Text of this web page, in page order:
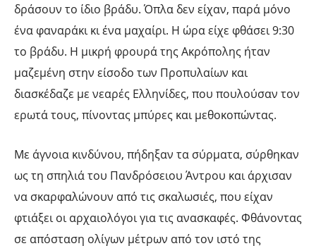
δράσουν το ίδιο βράδυ. Όπλα δεν είχαν, παρά μόνο
ένα φαναράκι κι ένα μαχαίρι. Η ώρα είχε φθάσει 9:30
το βράδυ. Η μικρή φρουρά της Ακρόπολης ήταν
μαζεμένη στην είσοδο των Προπυλαίων και
διασκέδαζε με νεαρές Ελληνίδες, που πουλούσαν τον
ερωτά τους, πίνοντας μπύρες και μεθοκοπώντας.
Με άγνοια κινδύνου, πήδηξαν τα σύρματα, σύρθηκαν
ως τη σπηλιά του Πανδρόσειου Άντρου και άρχισαν
να σκαρφαλώνουν από τις σκαλωσιές, που είχαν
φτιάξει οι αρχαιολόγοι για τις ανασκαφές. Φθάνοντας
σε απόσταση ολίγων μέτρων από τον ιστό της